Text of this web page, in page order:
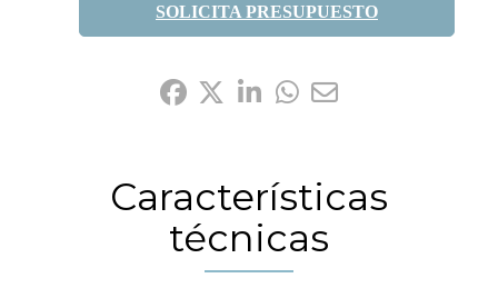
SOLICITA PRESUPUESTO
Características
técnicas